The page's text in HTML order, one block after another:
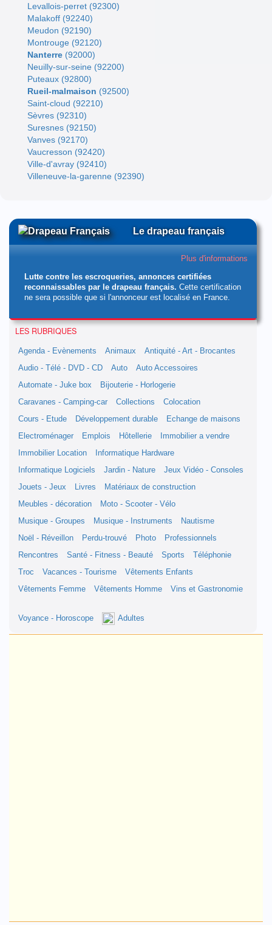
Levallois-perret (92300)
Malakoff (92240)
Meudon (92190)
Montrouge (92120)
Nanterre (92000)
Neuilly-sur-seine (92200)
Puteaux (92800)
Rueil-malmaison (92500)
Saint-cloud (92210)
Sèvres (92310)
Suresnes (92150)
Vanves (92170)
Vaucresson (92420)
Ville-d'avray (92410)
Villeneuve-la-garenne (92390)
Le drapeau français
Plus d'informations
Lutte contre les escroqueries, annonces certifiées
reconnaissables par le drapeau français. Cette certification
ne sera possible que si l'annonceur est localisé en France.
LES RUBRIQUES
Agenda - Evènements Animaux
Antiquité - Art - Brocantes
Audio - Télé - DVD - CD
Auto
Auto Accessoires
Automate - Juke box
Bijouterie - Horlogerie
Caravanes - Camping-car
Collections
Colocation
Cours - Etude
Développement durable
Echange de maisons
Electroménager
Emplois Hôtellerie
Immobilier a vendre
Immobilier Location
Informatique Hardware
Informatique Logiciels
Jardin - Nature
Jeux Vidéo - Consoles
Jouets - Jeux
Livres
Matériaux de construction
Meubles - décoration
Moto - Scooter - Vélo
Musique - Groupes
Musique - Instruments
Nautisme
Noël - Réveillon
Perdu-trouvé Photo
Professionnels
Rencontres
Santé - Fitness - Beauté Sports
Téléphonie
Troc
Vacances - Tourisme
Vêtements Enfants
Vêtements Femme
Vêtements Homme Vins et Gastronomie
Voyance - Horoscope Adultes